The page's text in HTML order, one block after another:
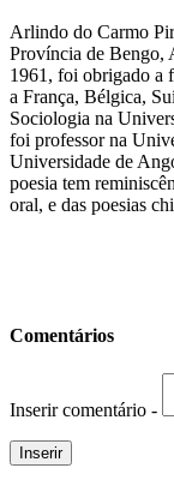
Arlindo do Carmo
Província de Bengo,
1961, foi obrigado a
a França, Bélgica,
Sociologia na
foi professor na
Universidade de
poesia tem
oral, e das poesias
Comentários
Inserir comentário -